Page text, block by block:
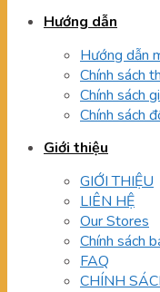
Hướng dẫn
Hướng dẫn
Chính sách
Chính sách
Chính sách
Giới thiệu
GIỚI THIỆU
LIÊN HỆ
Our Stores
Chính sách
FAQ
CHÍNH